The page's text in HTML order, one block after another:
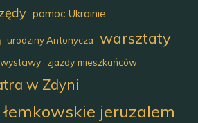
pomoc Ukrainie
urodziny Antonycza warsztaty
wystawy zjazdy mieszkańców
w Zdyni
łemkowskie jeruzalem